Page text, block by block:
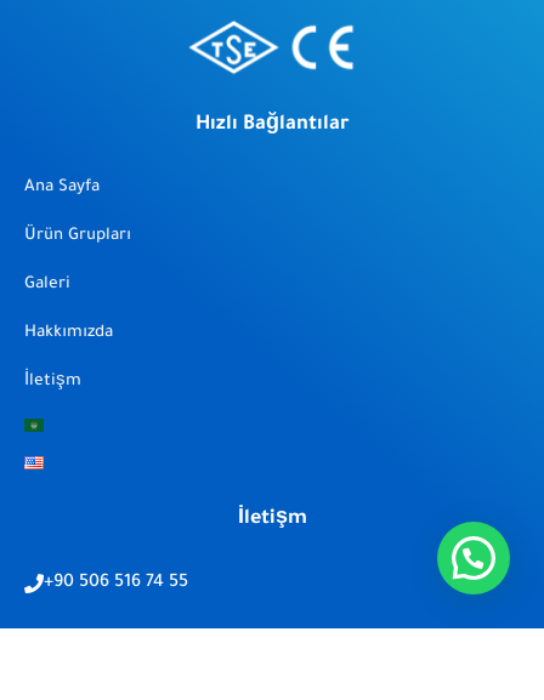
Hızlı Bağlantılar
Ana Sayfa
Ürün Grupları
Galeri
Hakkımızda
İletişm
İletişm
+90 506 516 74 55